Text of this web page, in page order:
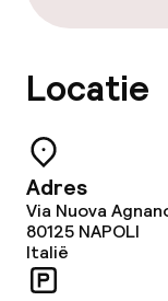
Eet- en
Faciliteiten
Locatie
Adres
Via Nuova
80125 NAPOLI
Italië